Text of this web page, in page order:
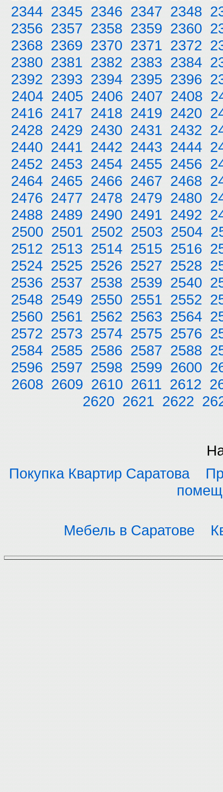
2344 2345 2346 2347 2348
2356 2357 2358 2359 2360
2368 2369 2370 2371 2372
2380 2381 2382 2383 2384
2392 2393 2394 2395 2396
2404 2405 2406 2407 2408
2416 2417 2418 2419 2420
2428 2429 2430 2431 2432
2440 2441 2442 2443 2444
2452 2453 2454 2455 2456
2464 2465 2466 2467 2468
2476 2477 2478 2479 2480
2488 2489 2490 2491 2492
2500 2501 2502 2503 2504
2512 2513 2514 2515 2516
2524 2525 2526 2527 2528
2536 2537 2538 2539 2540
2548 2549 2550 2551 2552
2560 2561 2562 2563 2564
2572 2573 2574 2575 2576
2584 2585 2586 2587 2588
2596 2597 2598 2599 2600
2608 2609 2610 2611 2612
2620 2621 2622
Покупка Квартир Саратова
Мебель в Саратове